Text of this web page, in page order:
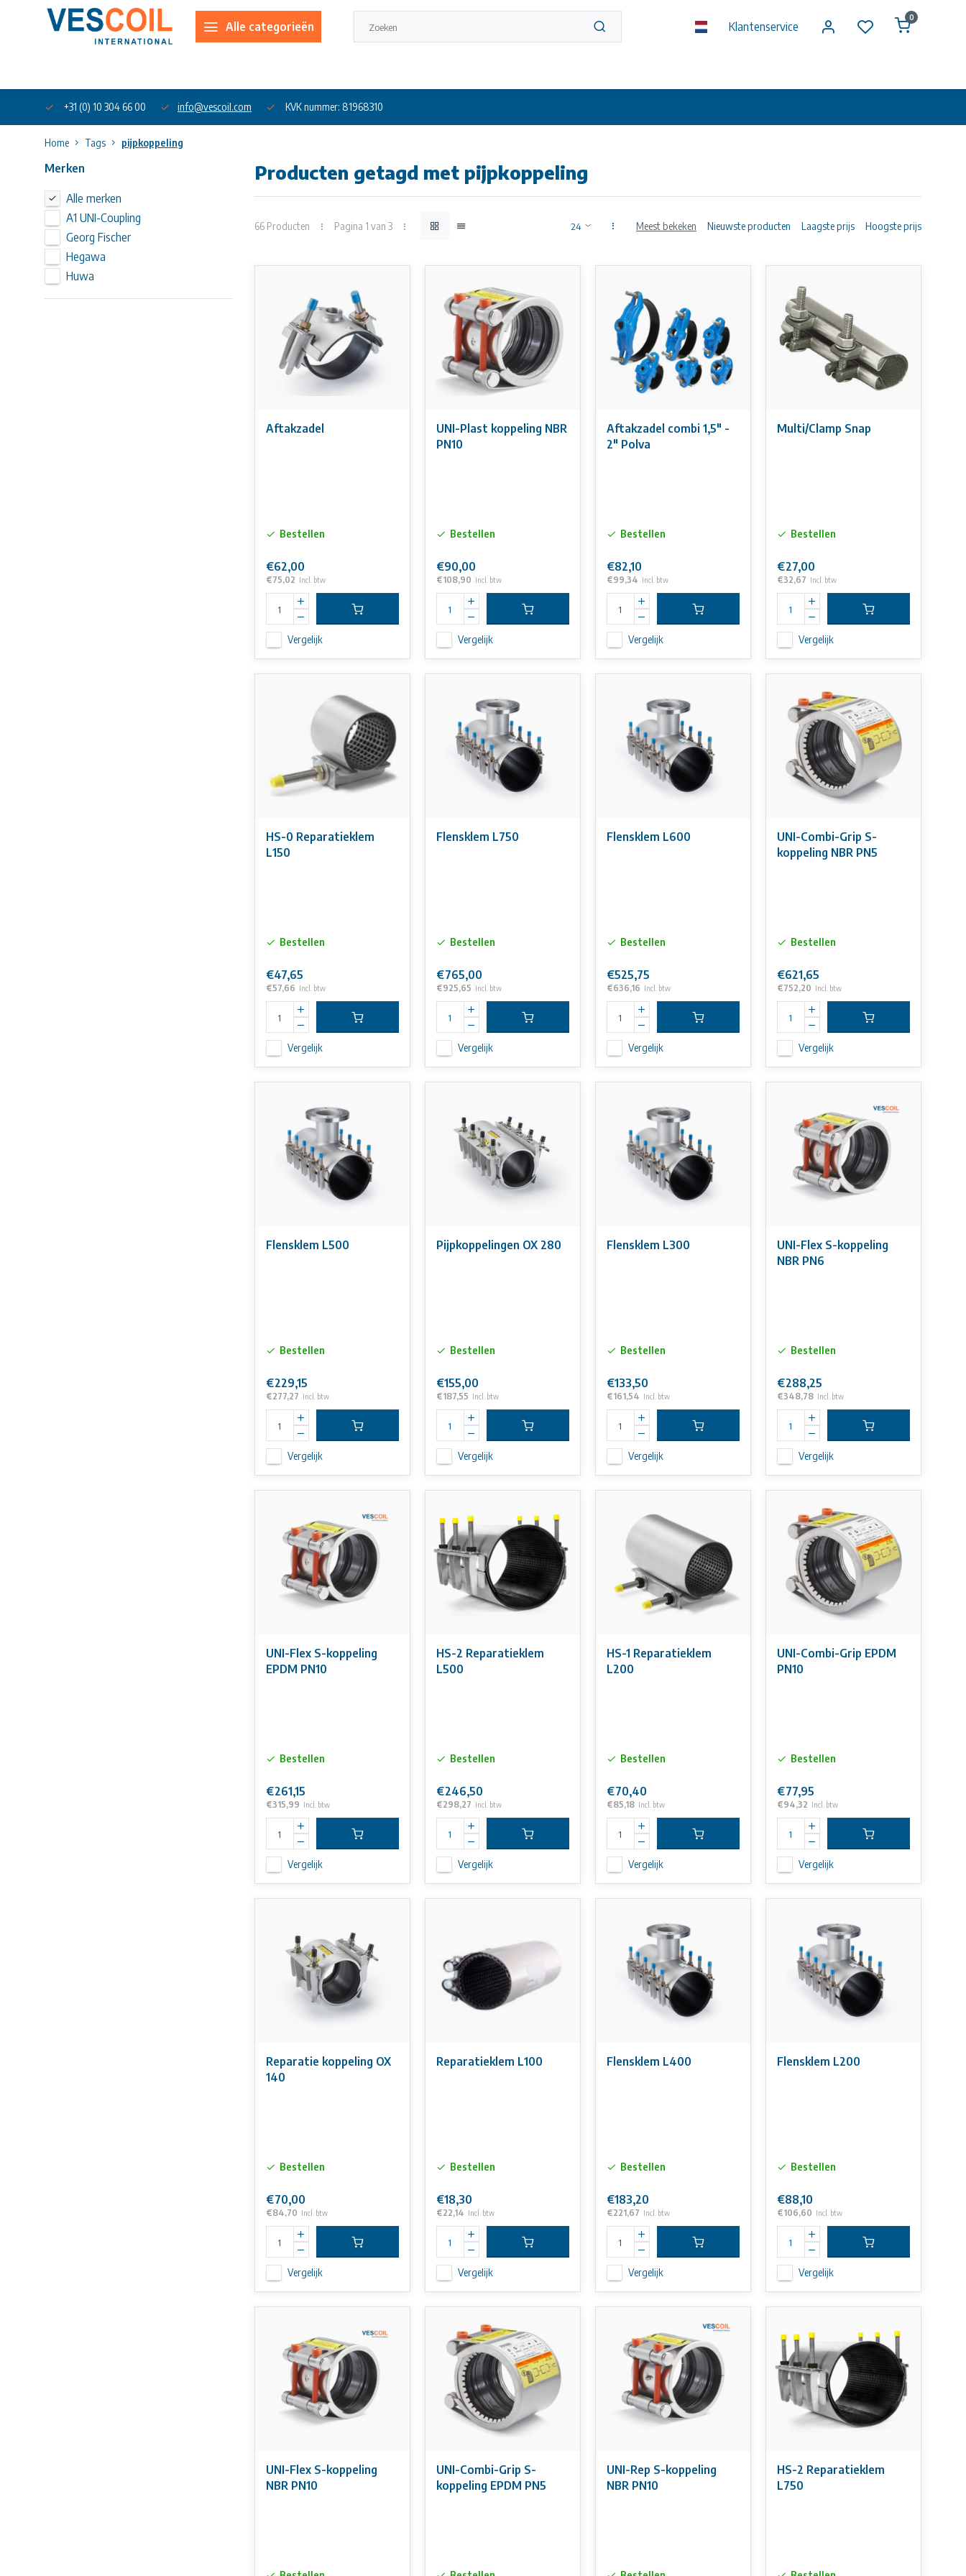
Alle categorieën Klantenservice
0
+31 (0) 10 304 66 00 info@vescoil.com KVK nummer: 81968310
Home Tags pijpkoppeling
Merken
Alle merken
A1 UNI-Coupling
Georg Fischer
Hegawa
Huwa
Producten getagd met pijpkoppeling
66 Producten Pagina 1 van 3 Meest bekeken Nieuwste producten Laagste prijs Hoogste prijs
Aftakzadel
Bestellen
€62,00
€75,02 Incl. btw
Vergelijk
UNI-Plast koppeling NBR
PN10
Bestellen
€90,00
€108,90 Incl. btw
Vergelijk
Aftakzadel combi 1,5" -
2" Polva
Bestellen
€82,10
€99,34 Incl. btw
Vergelijk
Multi/Clamp Snap
Bestellen
€27,00
€32,67 Incl. btw
Vergelijk
HS-0 Reparatieklem
L150
Bestellen
€47,65
€57,66 Incl. btw
Vergelijk
Flensklem L750
Bestellen
€765,00
€925,65 Incl. btw
Vergelijk
Flensklem L600
Bestellen
€525,75
€636,16 Incl. btw
Vergelijk
UNI-Combi-Grip S-
koppeling NBR PN5
Bestellen
€621,65
€752,20 Incl. btw
Vergelijk
Flensklem L500
Bestellen
€229,15
€277,27 Incl. btw
Vergelijk
Pijpkoppelingen OX 280
Bestellen
€155,00
€187,55 Incl. btw
Vergelijk
Flensklem L300
Bestellen
€133,50
€161,54 Incl. btw
Vergelijk
UNI-Flex S-koppeling
NBR PN6
Bestellen
€288,25
€348,78 Incl. btw
Vergelijk
UNI-Flex S-koppeling
EPDM PN10
Bestellen
€261,15
€315,99 Incl. btw
Vergelijk
HS-2 Reparatieklem
L500
Bestellen
€246,50
€298,27 Incl. btw
Vergelijk
HS-1 Reparatieklem
L200
Bestellen
€70,40
€85,18 Incl. btw
Vergelijk
UNI-Combi-Grip EPDM
PN10
Bestellen
€77,95
€94,32 Incl. btw
Vergelijk
Reparatie koppeling OX
140
Bestellen
€70,00
€84,70 Incl. btw
Vergelijk
Reparatieklem L100
Bestellen
€18,30
€22,14 Incl. btw
Vergelijk
Flensklem L400
Bestellen
€183,20
€221,67 Incl. btw
Vergelijk
Flensklem L200
Bestellen
€88,10
€106,60 Incl. btw
Vergelijk
UNI-Flex S-koppeling
NBR PN10
UNI-Combi-Grip S-
koppeling EPDM PN5
UNI-Rep S-koppeling
NBR PN10
HS-2 Reparatieklem
L750